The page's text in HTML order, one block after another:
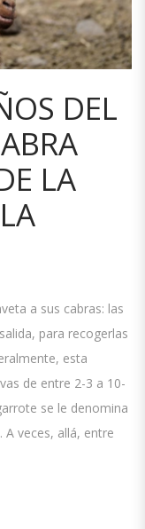
DEL
LA
a sus cabras: las
para recogerlas
esta
de entre 2-3 a 10-
se le denomina
A veces, allá, entre